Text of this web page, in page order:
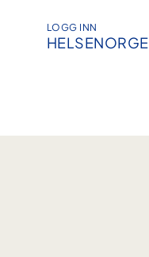
LOGG INN
HELSENORGE